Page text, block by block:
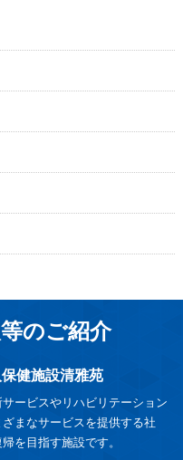
のご紹介
健施設清雅苑
サービスやリハビリテーション
まなサービスを提供する社
を目指す施設です。